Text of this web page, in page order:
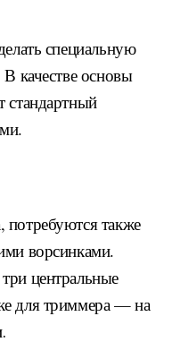
специальную
качестве основы
стандартный
также
ворсинками.
центральные
для триммера — на
.